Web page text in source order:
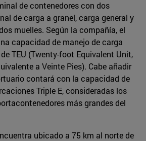
de contenedores con dos
de carga a granel, carga general y
muelles. Según la compañía, el
capacidad de manejo de carga
TEU (Twenty-foot Equivalent Unit,
a Veinte Pies). Cabe añadir
contará con la capacidad de
Triple E, consideradas los
más grandes del
ubicado a 75 km al norte de